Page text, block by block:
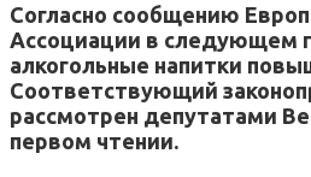
Согласно сообщению
Ассоциации в следующем
алкогольные напитки
Соответствующий
рассмотрен депутатами
первом чтении.